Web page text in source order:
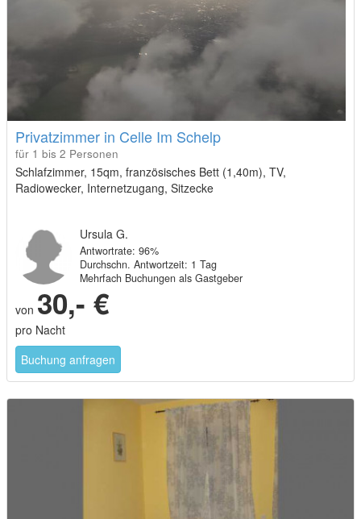
Privatzimmer in Celle Im Schelp
für 1 bis 2 Personen
Schlafzimmer, 15qm, französisches Bett (1,40m), TV,
Radiowecker, Internetzugang, Sitzecke
Ursula G.
Antwortrate: 96%
Durchschn. Antwortzeit: 1 Tag
Mehrfach Buchungen als Gastgeber
von 30,- €
pro Nacht
Buchung anfragen